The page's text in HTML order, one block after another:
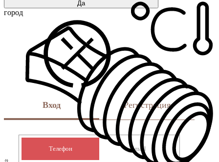
Да
город
Вход Регистрация
Телефон Email